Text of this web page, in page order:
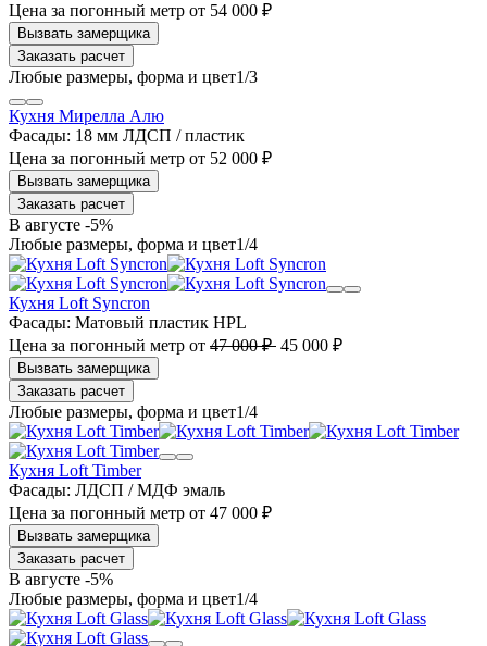
Цена за погонный метр от 54 000 ₽
Заказать расчет
1/3
Кухня Мирелла Алю
Фасады: 18 мм ЛДСП / пластик
Цена за погонный метр от 52 000 ₽
Заказать расчет
В августе -5%
1/4
Кухня Loft Syncron
Фасады: Матовый пластик HPL
Цена за погонный метр от 47 000 ₽ 45 000 ₽
Заказать расчет
1/4
Кухня Loft Timber
Фасады: ЛДСП / МДФ эмаль
Цена за погонный метр от 47 000 ₽
Заказать расчет
В августе -5%
1/4